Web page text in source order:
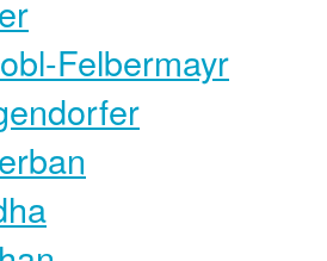
Felbermayr